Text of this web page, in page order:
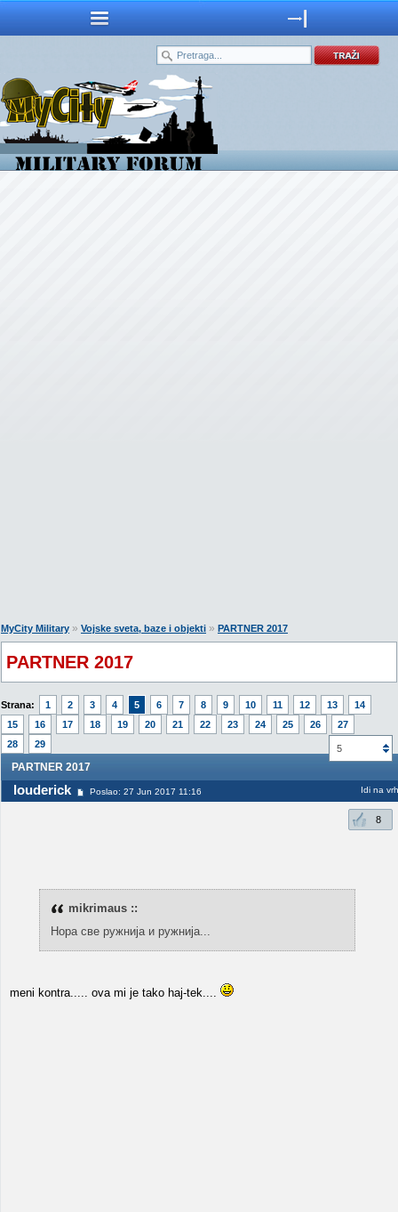
MyCity Military » Vojske sveta, baze i objekti » PARTNER 2017
PARTNER 2017
Strana: 1 2 3 4 5 6 7 8 9 10 11 12 13
14
15
16 17 18 19 20 21 22 23 24 25 26
27
28
29 5
PARTNER 2017
louderick Poslao: 27 Jun 2017 11:16 Idi na vrh
8
mikrimaus ::
Нора све ружнија и ружнија...
meni kontra..... ova mi je tako haj-tek....